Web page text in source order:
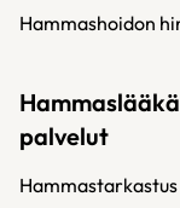
Hammashoidon
palvelut
Hammastarkastus